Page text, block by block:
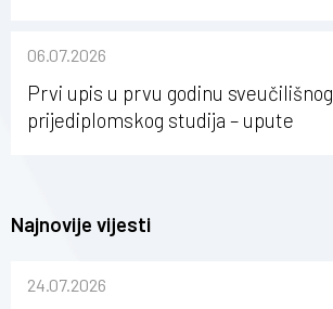
Osijeku
06.07.2026
Prvi upis u prvu godinu sveučilišnog
prijediplomskog studija – upute
Najnovije vijesti
24.07.2026